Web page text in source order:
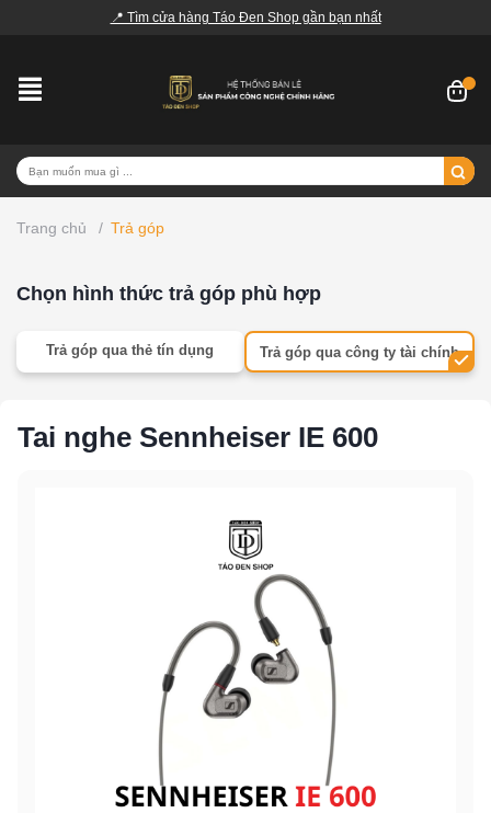
📍 Tìm cửa hàng Táo Đen Shop gần bạn nhất
Trang chủ / Trả góp
Chọn hình thức trả góp phù hợp
Trả góp qua thẻ tín dụng Trả góp qua công ty tài chính
Tai nghe Sennheiser IE 600